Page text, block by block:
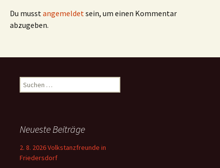
Du musstangemeldetsein, um einen Kommentar
abzugeben.
Suchen
nach:
Neueste Beiträge
2. 8. 2026 Volkstanzfreunde in
Friedersdorf